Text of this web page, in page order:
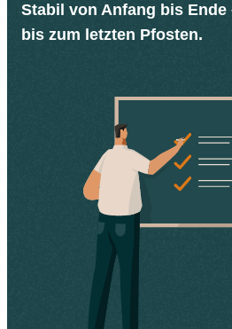
Stabil von Anfang bis
bis zum letzten Pfosten.